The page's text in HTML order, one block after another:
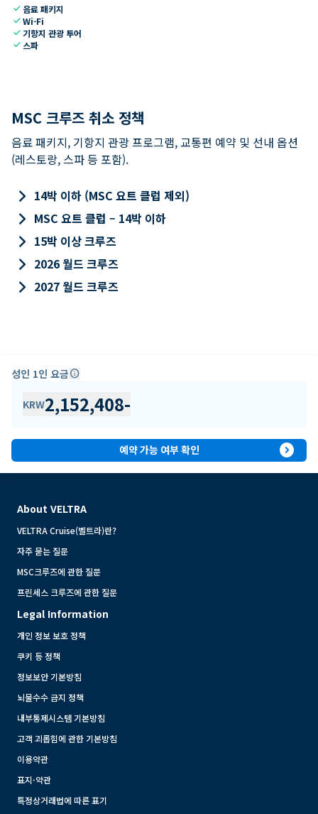
check 음료 패키지
checkWi-Fi
check 기항지 관광 투어
check 스파
MSC 크루즈 취소 정책
음료 패키지, 기항지 관광 프로그램, 교통편 예약 및 선내 옵션
(레스토랑, 스파 등 포함).
keyboard_arrow_right 14박 이하 (MSC 요트 클럽 제외)
keyboard_arrow_right MSC 요트 클럽 – 14박 이하
keyboard_arrow_right 15박 이상 크루즈
keyboard_arrow_right 2026 월드 크루즈
keyboard_arrow_right 2027 월드 크루즈
성인 1인 요금info
KRW2,152,408-
예약 가능 여부 확인 expand_circle_right
About VELTRA
VELTRA Cruise(벨트라)란?
자주 묻는 질문
MSC크루즈에 관한 질문
프린세스 크루즈에 관한 질문
Legal Information
개인 정보 보호 정책
쿠키 등 정책
정보보안 기본방침
뇌물수수 금지 정책
내부통제시스템 기본방침
고객 괴롭힘에 관한 기본방침
이용약관
표지·약관
특정상거래법에 따른 표기